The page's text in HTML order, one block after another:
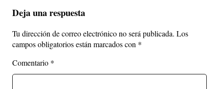
Deja una respuesta
Tu dirección de correo electrónico no será publicada. Los
campos obligatorios están marcados con *
Comentario *